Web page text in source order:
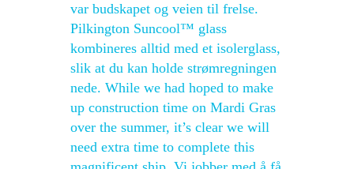
var budskapet og veien til frelse.
Pilkington Suncool™ glass
kombineres alltid med et isolerglass,
slik at du kan holde strømregningen
nede. While we had hoped to make
up construction time on Mardi Gras
over the summer, it’s clear we will
need extra time to complete this